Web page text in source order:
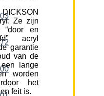
Ze zijn
“door en
acryl
garantie
van de
lange
worden
het
feit is.